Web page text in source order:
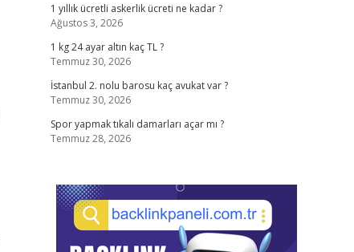
1 yıllık ücretli askerlik ücreti ne kadar ?
Ağustos 3, 2026
1 kg 24 ayar altın kaç TL ?
Temmuz 30, 2026
İstanbul 2. nolu barosu kaç avukat var ?
Temmuz 30, 2026
Spor yapmak tıkalı damarları açar mı ?
Temmuz 28, 2026